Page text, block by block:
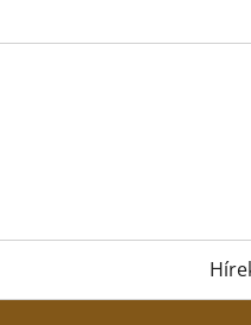
to
Primary
menu